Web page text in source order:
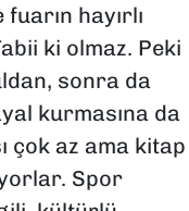
hayırlı
ki olmaz. Peki
sonra da
kurmasına da
çok az ama kitap
Spor